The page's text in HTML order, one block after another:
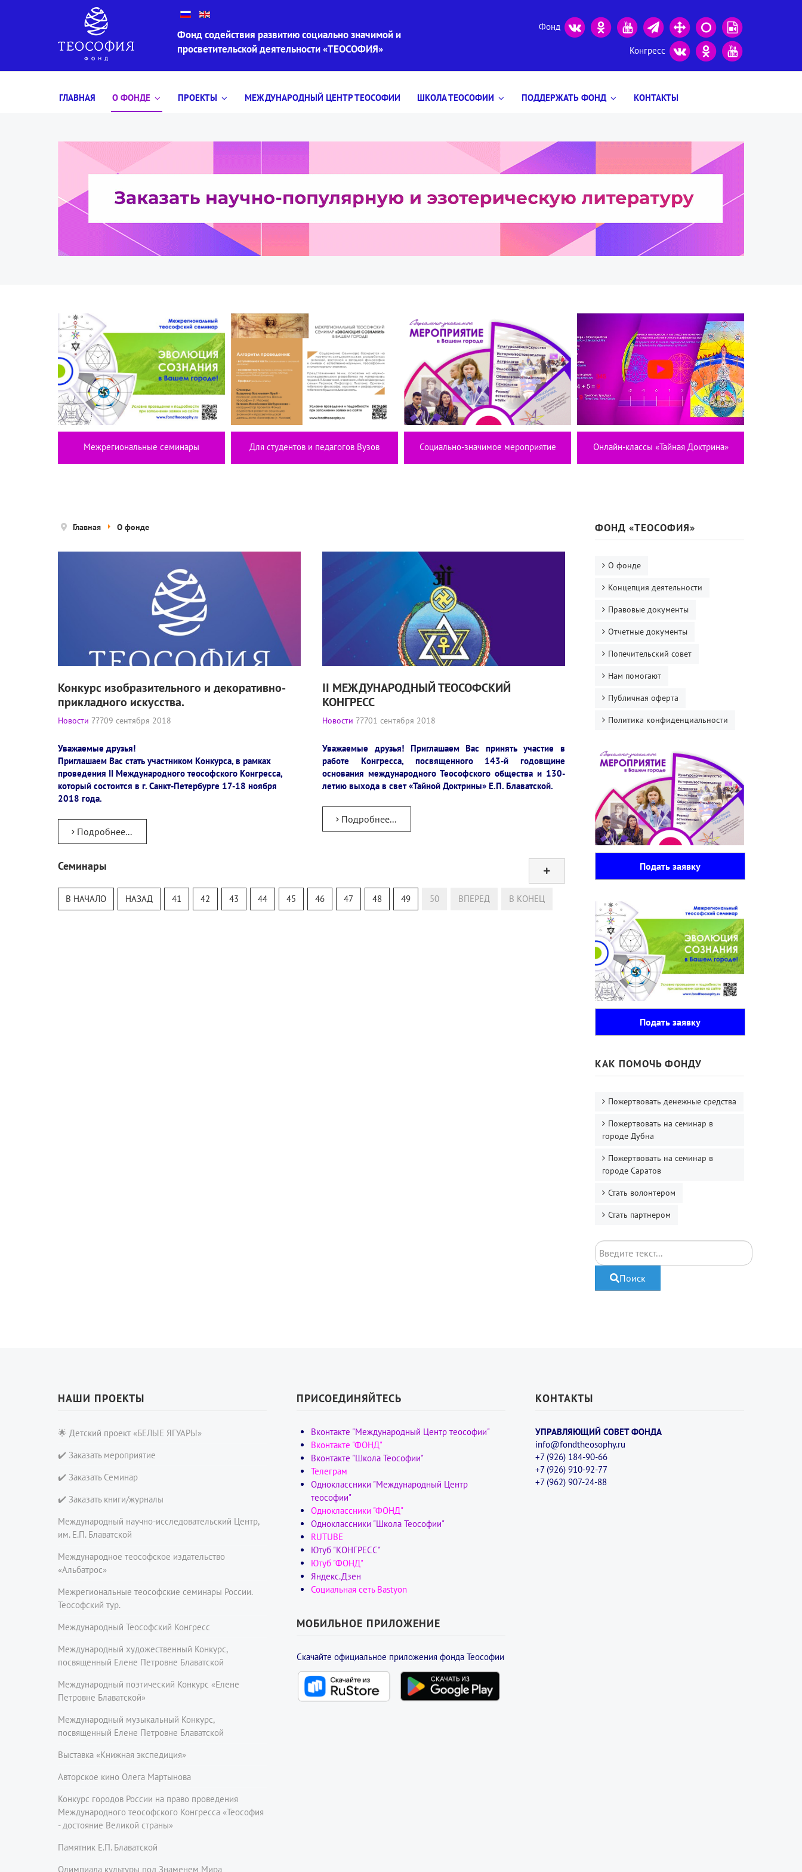
Фонд содействия развитию социально значимой и
просветительской деятельности «ТЕОСОФИЯ»
Фонд
Конгресс
ГЛАВНАЯ О ФОНДЕ ПРОЕКТЫ МЕЖДУНАРОДНЫЙ ЦЕНТР ТЕОСОФИИ ШКОЛА ТЕОСОФИИ ПОДДЕРЖАТЬ ФОНД КОНТАКТЫ
Межрегиональные семинары Для студентов и педагогов Вузов Социально-значимое мероприятие Онлайн-классы «Тайная Доктрина»
Главная О фонде
Конкурс изобразительного и декоративно-
прикладного искусства.
Новости 09 сентября 2018
Уважаемые друзья!
Приглашаем Вас стать участником Конкурса, в рамках
проведения II Международного теософского Конгресса,
который состоится в г. Санкт-Петербурге 17-18 ноября
2018 года.
Подробнее...
II МЕЖДУНАРОДНЫЙ ТЕОСОФСКИЙ
КОНГРЕСС
Новости 01 сентября 2018
Уважаемые друзья! Приглашаем Вас принять участие в
работе Конгресса, посвященного 143-й годовщине
основания международного Теософского общества и 130-
летию выхода в свет «Тайной Доктрины» Е.П. Блаватской.
Подробнее...
Семинары
Теософский Квизи
Тайная Доктрина
В НАЧАЛО НАЗАД 41 42 43 44 45 46 47 48 49 50 ВПЕРЕД В КОНЕЦ
ФОНД «ТЕОСОФИЯ»
О фонде
Концепция деятельности
Правовые документы
Отчетные документы
Попечительский совет
Нам помогают
Публичная оферта
Политика конфиденциальности
Подать заявку
Подать заявку
КАК ПОМОЧЬ ФОНДУ
Пожертвовать денежные средства
Пожертвовать на семинар в
городе Дубна
Пожертвовать на семинар в
городе Саратов
Стать волонтером
Стать партнером
Поиск
Поиск
НАШИ ПРОЕКТЫ
🌟 Детский проект «БЕЛЫЕ ЯГУАРЫ»
✔️ Заказать мероприятие
✔️ Заказать Семинар
✔️ Заказать книги/журналы
Международный научно-исследовательский Центр,
им. Е.П. Блаватской
Международное теософское издательство
«Альбатрос»
Межрегиональные теософские семинары России.
Теософский тур.
Международный Теософский Конгресс
Международный художественный Конкурс,
посвященный Елене Петровне Блаватской
Международный поэтический Конкурс «Елене
Петровне Блаватской»
Международный музыкальный Конкурс,
посвященный Елене Петровне Блаватской
Выставка «Книжная экспедиция»
Авторское кино Олега Мартынова
Конкурс городов России на право проведения
Международного теософского Конгресса «Теософия
- достояние Великой страны»
Памятник Е.П. Блаватской
Олимпиада культуры под Знаменем Мира
ПРИСОЕДИНЯЙТЕСЬ
Вконтакте "Международный Центр теософии"
Вконтакте "ФОНД"
Вконтакте "Школа Теософии"
Телеграм
Одноклассники "Международный Центр
теософии"
Одноклассники "ФОНД"
Одноклассники "Школа Теософии"
RUTUBE
Ютуб "КОНГРЕСС"
Ютуб "ФОНД"
Яндекс.Дзен
Социальная сеть Bastyon
МОБИЛЬНОЕ ПРИЛОЖЕНИЕ
Скачайте официальное приложения фонда Теософии
КОНТАКТЫ
УПРАВЛЯЮЩИЙ СОВЕТ ФОНДА
info@fondtheosophy.ru
+7 (926) 184-90-66
+7 (926) 910-92-77
+7 (962) 907-24-88